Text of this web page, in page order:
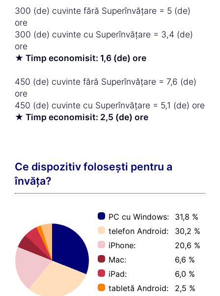
300 (de) cuvinte fără Superînvățare = 5 (de)
ore
300 (de) cuvinte cu Superînvățare = 3,4 (de)
ore
★ Timp economisit: 1,6 (de) ore
450 (de) cuvinte fără Superînvățare = 7,6 (de)
ore
450 (de) cuvinte cu Superînvățare = 5,1 (de) ore
★ Timp economisit: 2,5 (de) ore
Ce dispozitiv folosești pentru a
învăța?
PC cu Windows:
31,8 %
telefon Android:
30,2 %
iPhone:
20,6 %
Mac:
6,6 %
iPad:
6,0 %
tabletă Android:
2,5 %